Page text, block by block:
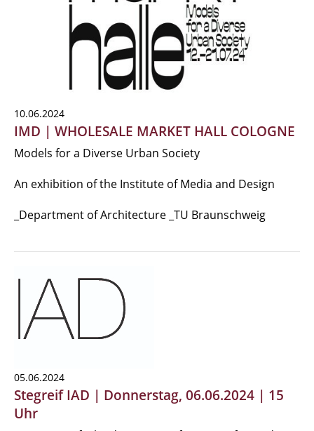
10.06.2024
IMD | WHOLESALE MARKET HALL COLOGNE
Models for a Diverse Urban Society
An exhibition of the Institute of Media and Design
_Department of Architecture _TU Braunschweig
05.06.2024
Stegreif IAD | Donnerstag, 06.06.2024 | 15
Uhr